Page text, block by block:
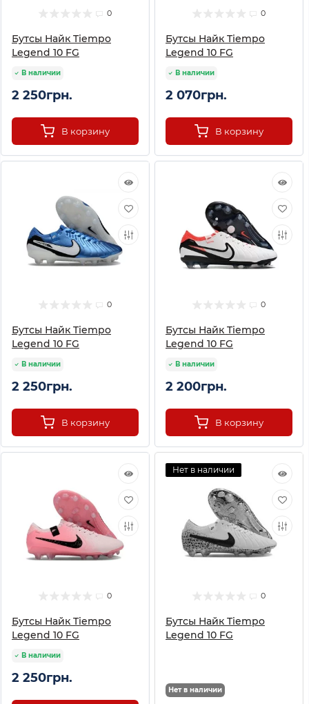
0
Бутсы Найк Tiempo
Legend 10 FG
В наличии
2 250грн.
В корзину
0
Бутсы Найк Tiempo
Legend 10 FG
В наличии
2 070грн.
В корзину
0
Бутсы Найк Tiempo
Legend 10 FG
В наличии
2 250грн.
В корзину
0
Бутсы Найк Tiempo
Legend 10 FG
В наличии
2 200грн.
В корзину
0
Бутсы Найк Tiempo
Legend 10 FG
В наличии
2 250грн.
Нет в наличии
0
Бутсы Найк Tiempo
Legend 10 FG
Нет в наличии